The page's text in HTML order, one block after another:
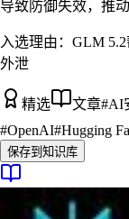
导致防御失效，推
入选理由： GLM
外泄
精选 文章#AI
#OpenAI#Hugging
保存到知识库